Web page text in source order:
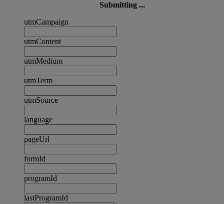
Submitting ...
utmCampaign
utmContent
utmMedium
utmTerm
utmSource
language
pageUrl
formId
programId
lastProgramId